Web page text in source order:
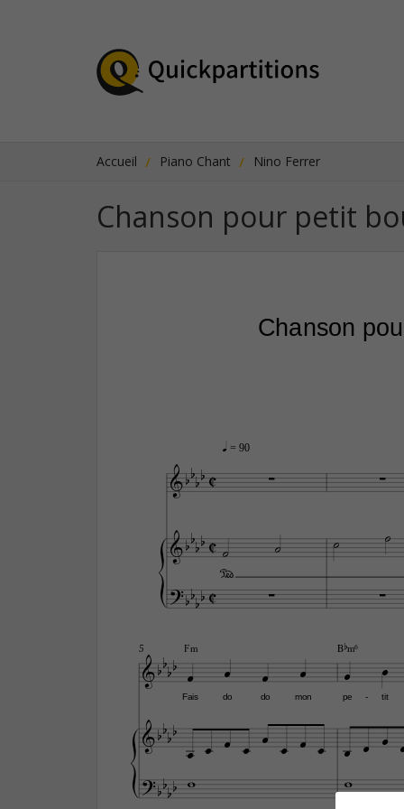
Accueil Piano Chant Nino Ferrer
Chanson pour petit


Chanson
q = 90

Fais
Fm
do do mon pe
Bbm6
tit
-
5
C
C
C
  

  



   
     
          

